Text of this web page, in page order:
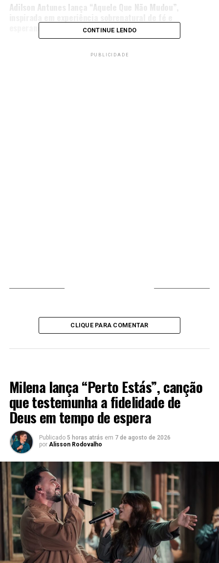
Adilson Antunes lança “Aquele Que Não Mudou”,
esperança
CONTINUE LENDO
PUBLICIDADE
CLIQUE PARA COMENTAR
Milena lança “Perto Estás”, canção
que testemunha a fidelidade de
Deus em tempo de espera
Publicado 5 horas atrás em 7 de agosto de 2026
por Alisson Rodovalho